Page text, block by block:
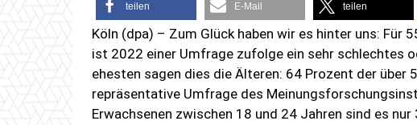
teilen E-Mail teilen
Köln (dpa) – Zum Glück haben wir es hinter uns: Für
ist 2022 einer Umfrage zufolge ein sehr schlechtes
ehesten sagen dies die Älteren: 64 Prozent der
repräsentative Umfrage des
Erwachsenen zwischen 18 und 24 Jahren sind es